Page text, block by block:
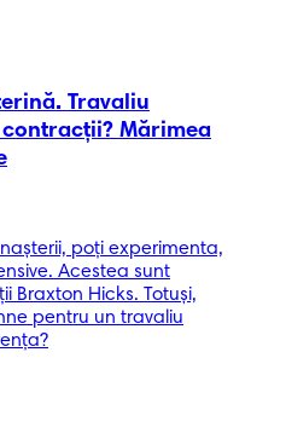
Travaliu
Mărimea
poți experimenta,
Acestea sunt
Braxton Hicks. Totuși,
pentru un travaliu